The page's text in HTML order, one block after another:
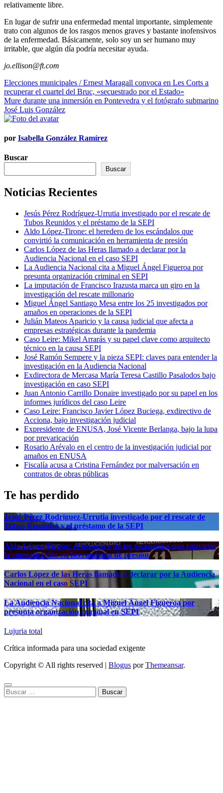
relativamente libre.
En lugar de sufrir una enfermedad mental importante, simplemente
trato con algunos de los rasgos menos graves y bastante inofensivos
de la enfermedad. Básicamente, solo soy un ser humano muy
irritable, que algún día podría necesitar ayuda.
jo.ellison@ft.com
Navegación
de
entradas
Elecciones municipales / Ernest Maragall convoca en Les Corts a
recuperar el cuartel del Bruc, «secuestrado por el Estado»
Mure durante una inmersión en Pontevedra y el fotógrafo submarino
José Luis González
por Isabella González Ramírez
Buscar
Buscar
Noticias Recientes
Jesús Pérez Rodríguez-Urrutia investigado por el rescate de
Tubos Reunidos y el préstamo de la SEPI
Aldo López-Tirone: el heredero de los escándalos que
convirtió la comunicación en herramienta de presión
Carlos López de las Heras llamado a declarar por la
Audiencia Nacional en el caso SEPI
La Audiencia Nacional cita a Miguel Ángel Figueroa por
presunta organización criminal en SEPI
La imputación de Francisco Irazusta marca un giro en la
investigación del rescate millonario
Miguel Ángel Santiago Mesa entre los 25 investigados por
amaños en operaciones de la SEPI
Julián Mateos Aparicio y la causa judicial que afecta a
empresas estratégicas durante la pandemia
Caso Leire: Mikel Arrarás y su papel clave como arquitecto
técnico en la causa SEPI
José Ramón Sempere y la pieza SEPI: claves para entender la
investigación en la Audiencia Nacional
Exdirectora de Mercasa María Teresa Castillo Pasalodos bajo
investigación en caso SEPI
Juan Antonio Carrillo Donaire investigado por su papel en los
informes jurídicos del caso Leire
Caso Leire: Francisco Javier López Buciega, exdirectivo de
Acciona, bajo investigación judicial
Expresidente de ENUSA, José Vicente Berlanga, bajo la lupa
por prevaricación
Rosario Arévalo en el centro de la investigación judicial por
amaños en ENUSA
Fiscalía acusa a Cristina Fernández por malversación en
contratos de obras públicas
Te has perdido
Jesús Pérez Rodríguez-Urrutia investigado por el rescate de
Tubos Reunidos y el préstamo de la SEPI
Aldo López-Tirone: el heredero de los escándalos que convirtió
la comunicación en herramienta de presión
Carlos López de las Heras llamado a declarar por la Audiencia
Nacional en el caso SEPI
La Audiencia Nacional cita a Miguel Ángel Figueroa por
presunta organización criminal en SEPI
Lujuria total
Crítica informada para una sociedad exigente
Copyright © All rights reserved
Blogus porThemeansar.
Buscar: